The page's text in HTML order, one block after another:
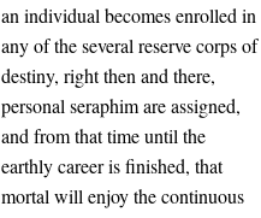
an individual becomes enrolled in
any of the several reserve corps of
destiny, right then and there,
personal seraphim are assigned,
and from that time until the
earthly career is finished, that
mortal will enjoy the continuous